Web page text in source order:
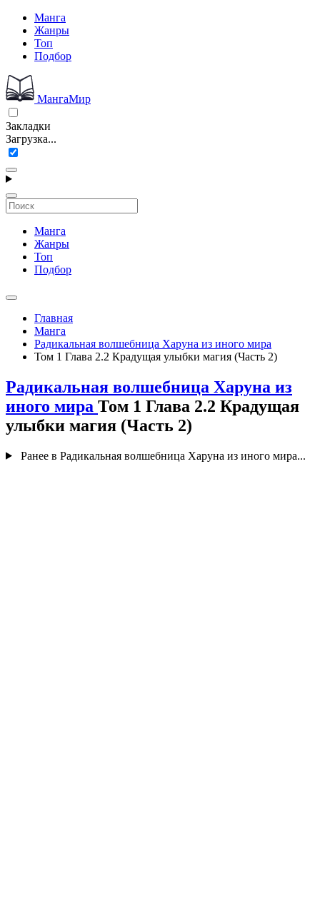
Манга
Жанры
Топ
Подбор
МангаМир
Закладки
Загрузка...
Манга
Жанры
Топ
Подбор
Главная
Манга
Радикальная волшебница Харуна из иного мира
Том 1 Глава 2.2 Крадущая улыбки магия (Часть 2)
Радикальная волшебница Харуна из
иного мира Том 1 Глава 2.2 Крадущая
улыбки магия (Часть 2)
Ранее в Радикальная волшебница Харуна из иного мира...